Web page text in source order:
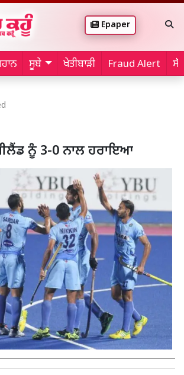
Epaper
ਸੂਬੇ ਖੇਤੀਬਾੜੀ Fraud Alert
ਨੂੰ 3-0 ਨਾਲ ਹਰਾਇਆ